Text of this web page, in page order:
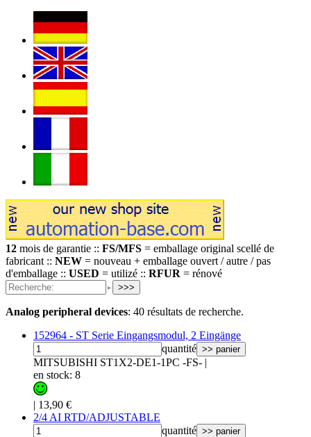
12 mois de garantie :: FS/MFS = emballage original scellé de
fabricant :: NEW = nouveau + emballage ouvert / autre / pas
d'emballage :: USED = utilizé :: RFUR = rénové
>>>
Analog peripheral devices: 40 résultats de recherche.
152964 - ST Serie Eingangsmodul, 2 Eingänge
quantité >> panier
MITSUBISHI ST1X2-DE1-1PC -FS- |
en stock: 8
| 13,90 €
2/4 AI RTD/ADJUSTABLE
quantité >> panier